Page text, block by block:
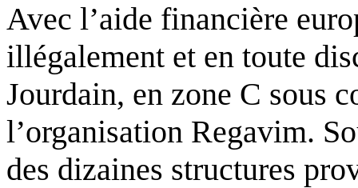
Avec l’aide financière
illégalement et en toute
Jourdain, en zone C sous
l’organisation Regavim.
des dizaines structures